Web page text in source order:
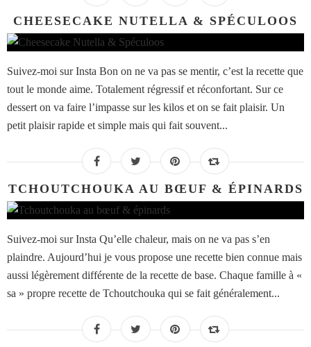
CHEESECAKE NUTELLA & SPÉCULOOS
Suivez-moi sur Insta Bon on ne va pas se mentir, c’est la recette que
tout le monde aime. Totalement régressif et réconfortant. Sur ce
dessert on va faire l’impasse sur les kilos et on se fait plaisir. Un
petit plaisir rapide et simple mais qui fait souvent...
TCHOUTCHOUKA AU BŒUF & ÉPINARDS
Suivez-moi sur Insta Qu’elle chaleur, mais on ne va pas s’en
plaindre. Aujourd’hui je vous propose une recette bien connue mais
aussi légèrement différente de la recette de base. Chaque famille à «
sa » propre recette de Tchoutchouka qui se fait généralement...